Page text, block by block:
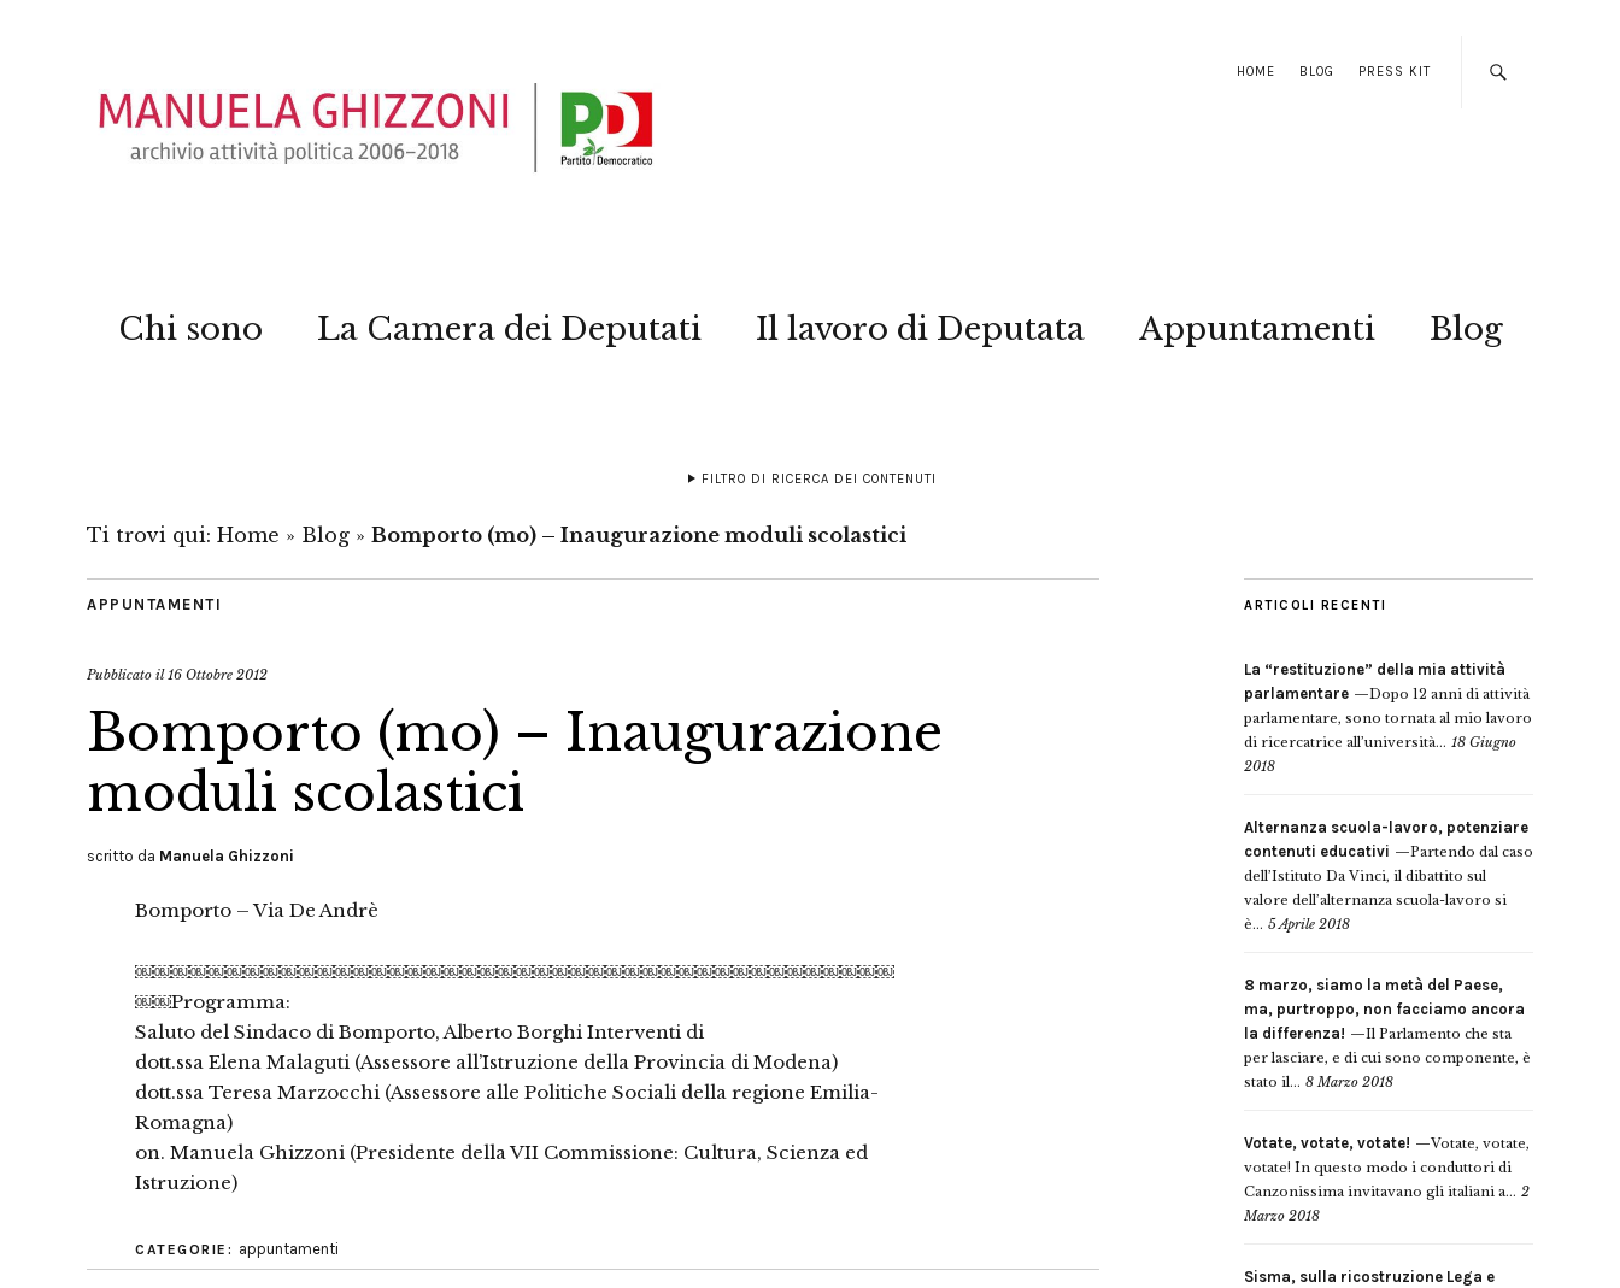
HOME BLOG PRESS KIT
Chi sono La Camera dei Deputati Il lavoro di Deputata Appuntamenti Blog
FILTRO DI RICERCA DEI CONTENUTI
Ti trovi qui: Home » Blog » Bomporto (mo) – Inaugurazione moduli scolastici
APPUNTAMENTI
Pubblicato il16 Ottobre 2012
Bomporto (mo) – Inaugurazione
moduli scolastici
scritto da Manuela Ghizzoni
Bomporto – Via De Andrè
￼￼￼￼￼￼￼￼￼￼￼￼￼￼￼￼￼￼￼￼￼￼￼￼￼￼￼￼￼￼￼￼￼￼￼￼￼￼￼￼￼￼
￼￼Programma:
Saluto del Sindaco di Bomporto, Alberto Borghi Interventi di
dott.ssa Elena Malaguti (Assessore all’Istruzione della Provincia di Modena)
dott.ssa Teresa Marzocchi (Assessore alle Politiche Sociali della regione Emilia-
Romagna)
on. Manuela Ghizzoni (Presidente della VII Commissione: Cultura, Scienza ed
Istruzione)
CATEGORIE: appuntamenti
ARTICOLI RECENTI
La “restituzione” della mia attività
parlamentare
Dopo 12 anni di attività
parlamentare, sono tornata al mio lavoro
di ricercatrice all’università... 18 Giugno
2018
Alternanza scuola-lavoro, potenziare
contenuti educativi
Partendo dal caso
dell’Istituto Da Vinci, il dibattito sul
valore dell’alternanza scuola-lavoro si
è... 5 Aprile 2018
8 marzo, siamo la metà del Paese,
ma, purtroppo, non facciamo ancora
la differenza!
Il Parlamento che sta
per lasciare, e di cui sono componente, è
stato il... 8 Marzo 2018
Votate, votate, votate!
Votate, votate,
votate! In questo modo i conduttori di
Canzonissima invitavano gli italiani a... 2
Marzo 2018
Sisma, sulla ricostruzione Lega e